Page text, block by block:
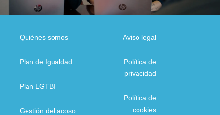
Quiénes somos
Plan de Igualdad
Plan LGTBI
Gestión del acoso
Aviso legal
Política de
privacidad
Política de
cookies